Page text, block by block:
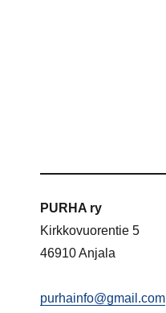
PURHA ry
Kirkkovuorentie 5
46910 Anjala
purhainfo@gmail.com